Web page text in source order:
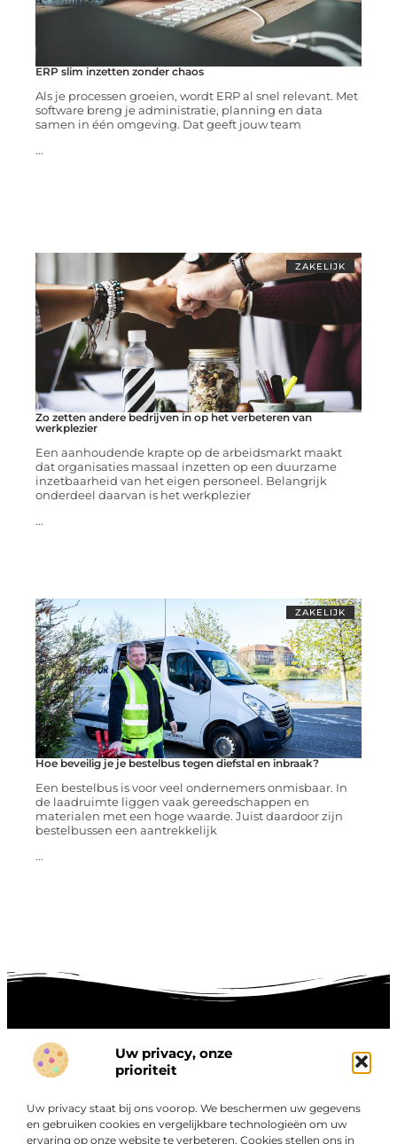
Uw privacy, onze
prioriteit
Uw privacy staat bij ons voorop. We beschermen uw gegevens
en gebruiken cookies en vergelijkbare technologieën om uw
ervaring op onze website te verbeteren. Cookies stellen ons in
ERP slim inzetten zonder chaos
Als je processen groeien, wordt ERP al snel relevant. Met
software breng je administratie, planning en data
samen in één omgeving. Dat geeft jouw team
...
ZAKELIJK
Zo zetten andere bedrijven in op het verbeteren van
werkplezier
Een aanhoudende krapte op de arbeidsmarkt maakt
dat organisaties massaal inzetten op een duurzame
inzetbaarheid van het eigen personeel. Belangrijk
onderdeel daarvan is het werkplezier
...
ZAKELIJK
Hoe beveilig je je bestelbus tegen diefstal en inbraak?
Een bestelbus is voor veel ondernemers onmisbaar. In
de laadruimte liggen vaak gereedschappen en
materialen met een hoge waarde. Juist daardoor zijn
bestelbussen een aantrekkelijk
...
Over
Bedrijf
“Ontdek een wereld van boeiende blogs en artikelen die
Onze informatie